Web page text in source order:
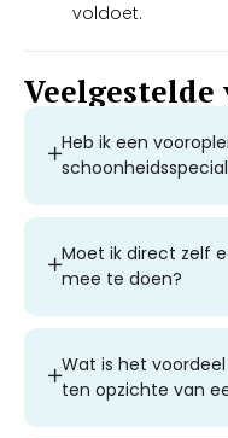
voldoet.
Veelgestelde
Heb ik een
Moet ik direct zelf
mee te doen?
Wat is het
ten opzichte van